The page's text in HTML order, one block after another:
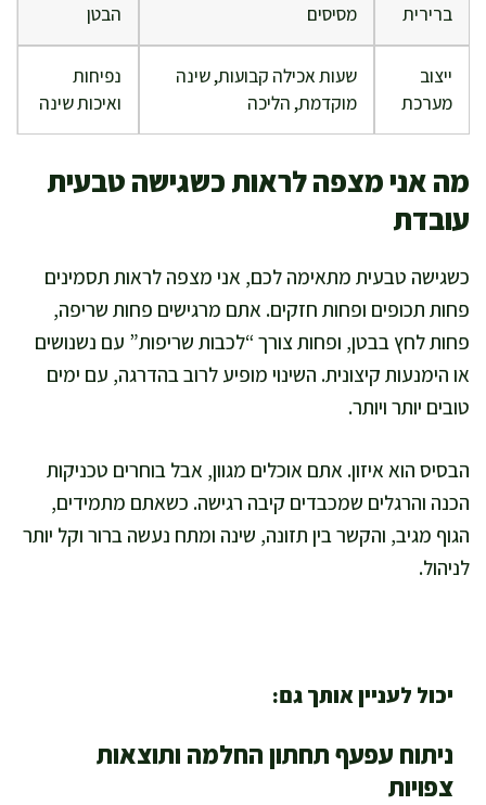
ברירית
מסיסים
הבטן
ייצוב
מערכת
שעות אכילה קבועות, שינה
מוקדמת, הליכה
נפיחות
ואיכות שינה
מה אני מצפה לראות כשגישה טבעית
עובדת
כשגישה טבעית מתאימה לכם, אני מצפה לראות תסמינים
פחות תכופים ופחות חזקים. אתם מרגישים פחות שריפה,
פחות לחץ בבטן, ופחות צורך “לכבות שריפות” עם נשנושים
או הימנעות קיצונית. השינוי מופיע לרוב בהדרגה, עם ימים
טובים יותר ויותר.
הבסיס הוא איזון. אתם אוכלים מגוון, אבל בוחרים טכניקות
הכנה והרגלים שמכבדים קיבה רגישה. כשאתם מתמידים,
הגוף מגיב, והקשר בין תזונה, שינה ומתח נעשה ברור וקל יותר
לניהול.
יכול לעניין אותך גם:
ניתוח עפעף תחתון החלמה ותוצאות
צפויות